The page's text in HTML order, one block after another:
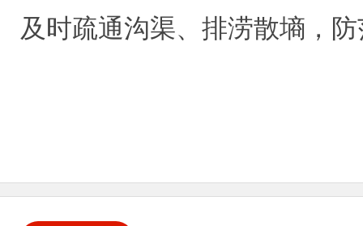
及时疏通沟渠、排涝散墒，